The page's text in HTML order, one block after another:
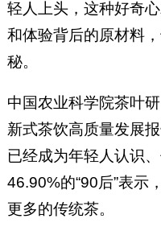
轻人上头，这种好奇
和体验背后的原材料
秘。
中国农业科学院茶叶
新式茶饮高质量发展
已经成为年轻人认识
46.90%的“90后”表示
更多的传统茶。